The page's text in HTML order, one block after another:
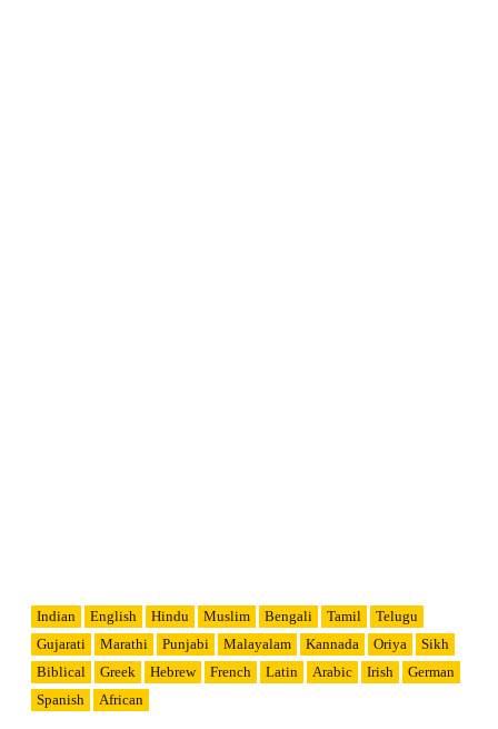
Indian English Hindu Muslim Bengali Tamil
Telugu
Gujarati
Marathi Punjabi Malayalam Kannada Oriya
Sikh
Biblical
Greek Hebrew French Latin Arabic Irish
German
Spanish
African